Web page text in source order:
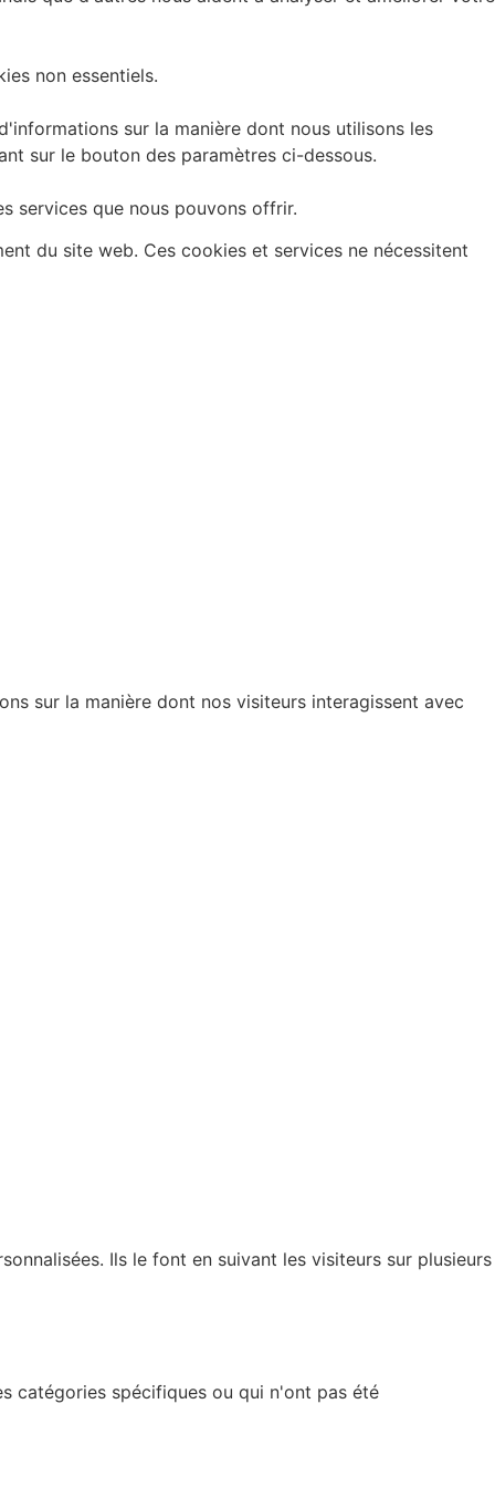
non essentiels.
sur la manière dont nous utilisons les
sur le bouton des paramètres ci-dessous.
services que nous pouvons offrir.
du site web. Ces cookies et services ne nécessitent
sur la manière dont nos visiteurs interagissent avec
Ils le font en suivant les visiteurs sur plusieurs
catégories spécifiques ou qui n'ont pas été